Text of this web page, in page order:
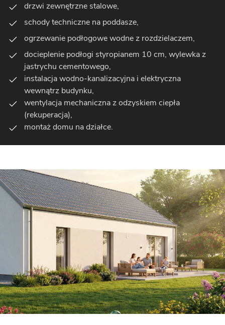
drzwi zewnętrzne stalowe,
schody techniczne na poddasze,
ogrzewanie podłogowe wodne z rozdzielaczem,
docieplenie podłogi styropianem 10 cm, wylewka z
jastrychu cementowego,
instalacja wodno-kanalizacyjna i elektryczna
wewnątrz budynku,
wentylacja mechaniczna z odzyskiem ciepła
(rekuperacja),
montaż domu na działce.